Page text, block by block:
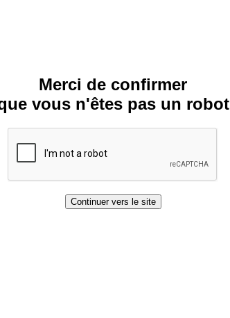
Merci de confirmer
vous n'êtes pas un robot
Continuer vers le site